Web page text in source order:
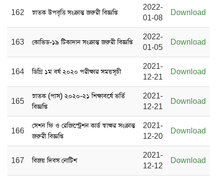
162 স্নাতক উপবৃত্তি সংক্রান্ত জরুরী বিজ্ঞপ্তি
2022-
01-08
Download
163 কোভিড-১৯ টিকাদান সংক্রান্ত জরুরী বিজ্ঞপ্তি
2022-
01-05
Download
164 ডিগ্রি ১ম বর্ষ ২০২০ পরীক্ষার সময়সূচী
2021-
12-21
Download
165
স্নাতক (পাস) ২০২০-২১ শিক্ষাবর্ষে ভর্তি
বিজ্ঞপ্তি
2021-
12-21
Download
166
সেশন ফি ও রেজিস্ট্রেশন কার্ড স্বাক্ষর সংক্রান্ত
জরুরী বিজ্ঞপ্তি
2021-
12-20
Download
167 বিজয় দিবস নোটিশ
2021-
12-12
Download